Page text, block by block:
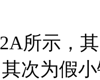
所示，
其次为假